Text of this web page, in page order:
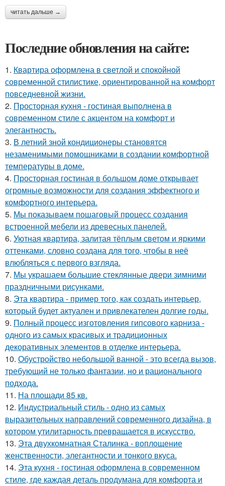
читать дальше →
Последние обновления на сайте:
1. Квартира оформлена в светлой и спокойной
современной стилистике, ориентированной на комфорт
повседневной жизни.
2. Просторная кухня - гостиная выполнена в
современном стиле с акцентом на комфорт и
элегантность.
3. В летний зной кондиционеры становятся
незаменимыми помощниками в создании комфортной
температуры в доме.
4. Просторная гостиная в большом доме открывает
огромные возможности для создания эффектного и
комфортного интерьера.
5. Мы показываем пошаговый процесс создания
встроенной мебели из древесных панелей.
6. Уютная квартира, залитая тёплым светом и яркими
оттенками, словно создана для того, чтобы в неё
влюбляться с первого взгляда.
7. Мы украшаем большие стеклянные двери зимними
праздничными рисунками.
8. Эта квартира - пример того, как создать интерьер,
который будет актуален и привлекателен долгие годы.
9. Полный процесс изготовления гипсового карниза -
одного из самых красивых и традиционных
декоративных элементов в отделке интерьера.
10. Обустройство небольшой ванной - это всегда вызов,
требующий не только фантазии, но и рационального
подхода.
11. На площади 85 кв.
12. Индустриальный стиль - одно из самых
выразительных направлений современного дизайна, в
котором утилитарность превращается в искусство.
13. Эта двухкомнатная Сталинка - воплощение
женственности, элегантности и тонкого вкуса.
14. Эта кухня - гостиная оформлена в современном
стиле, где каждая деталь продумана для комфорта и